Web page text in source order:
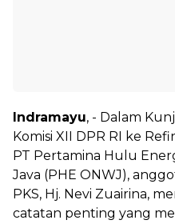
Indramayu, - Dalam
Komisi XII DPR RI ke
PT Pertamina Hulu
Java (PHE ONWJ),
PKS, Hj. Nevi Zuairina,
catatan penting yang